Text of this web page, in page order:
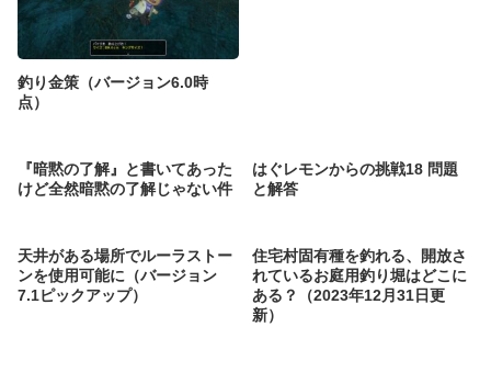
釣り金策（バージョン6.0時
点）
『暗黙の了解』と書いてあった
けど全然暗黙の了解じゃない件
はぐレモンからの挑戦18 問題
と解答
天井がある場所でルーラストー
ンを使用可能に（バージョン
7.1ピックアップ）
住宅村固有種を釣れる、開放さ
れているお庭用釣り堀はどこに
ある？（2023年12月31日更
新）